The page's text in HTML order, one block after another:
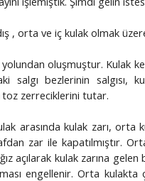
, orta ve iç kulak olmak
yolundan oluşmuştur. Kulak
salgı bezlerinin salgısı,
toz zerreciklerini tutar.
arasında kulak zarı, orta
zar ile kapatılmıştır.
açılarak kulak zarına
engellenir. Orta